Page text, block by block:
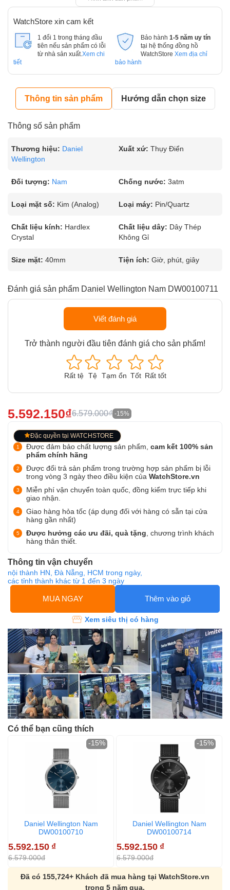
WatchStore xin cam kết
1 đổi 1 trong tháng đầu
tiên nếu sản phẩm có lỗi
từ nhà sản xuất. Xem chi
tiết
Bảo hành 1-5 năm uy tín
tại hệ thống đồng hồ
WatchStore Xem địa chỉ
bảo hành
Thông tin sản phẩm Hướng dẫn chọn size
Thông số sản phẩm
Thương hiệu: Daniel
Wellington
Xuất xứ: Thụy Điển
Đối tượng: Nam Chống nước: 3atm
Loại mặt số: Kim (Analog) Loại máy: Pin/Quartz
Chất liệu kính: Hardlex
Crystal
Chất liệu dây: Dây Thép
Không Gỉ
Size mặt: 40mm Tiện ích: Giờ, phút, giây
Đánh giá sản phẩm Daniel Wellington Nam DW00100711
Viết đánh giá
Trở thành người đầu tiên đánh giá cho sản phẩm!
Rất tệ Tệ Tạm ổn Tốt Rất tốt
5.592.150₫6.579.000₫ -15%
Đặc quyền tại WATCHSTORE
Được đảm bảo chất lượng sản phẩm, cam kết 100% sản
phẩm chính hãng
Được đổi trả sản phẩm trong trường hợp sản phẩm bị lỗi
trong vòng 3 ngày theo điều kiện của WatchStore.vn
Miễn phí vận chuyển toàn quốc, đồng kiểm trực tiếp khi
giao nhận.
Giao hàng hỏa tốc (áp dụng đối với hàng có sẵn tại cửa
hàng gần nhất)
Được hưởng các ưu đãi, quà tặng , chương trình khách
hàng thân thiết.
Thông tin vận chuyển
nội thành HN, Đà Nẵng, HCM trong ngày,
các tỉnh thành khác từ 1 đến 3 ngày
MUA NGAY Thêm vào giỏ
Xem siêu thị có hàng
Có thể bạn cũng thích
Daniel Wellington Nam
DW00100710
5.592.150 ₫
6.579.000đ
-15%
Daniel Wellington Nam
DW00100714
5.592.150 ₫
6.579.000đ
-15%
Đã có 155,724+ Khách đã mua hàng tại WatchStore.vn
trong 5 năm qua.